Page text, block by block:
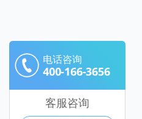
电话咨询
400-166-3656
客服咨询